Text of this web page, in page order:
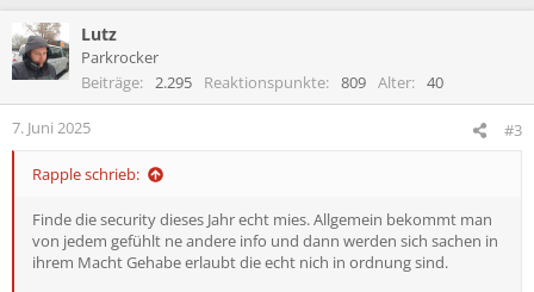
k
t
i
n
e
Lutz
Parkrocker
Beiträge
2.295 Reaktionspunkte 809 Alter 40
7. Juni 2025 #3
Rapple schrieb:
Finde die security dieses Jahr echt mies. Allgemein bekommt man
von jedem gefühlt ne andere info und dann werden sich sachen in
ihrem Macht Gehabe erlaubt die echt nich in ordnung sind.